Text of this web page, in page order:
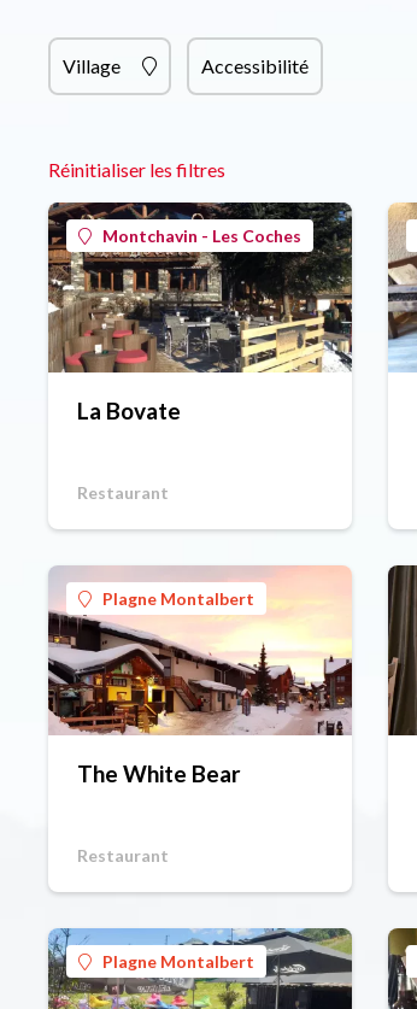
Village Accessibilité
Réinitialiser les filtres
Montchavin - Les Coches
La Bovate
Restaurant
Plagne Montalbert
The White Bear
Restaurant
Plagne Montalbert